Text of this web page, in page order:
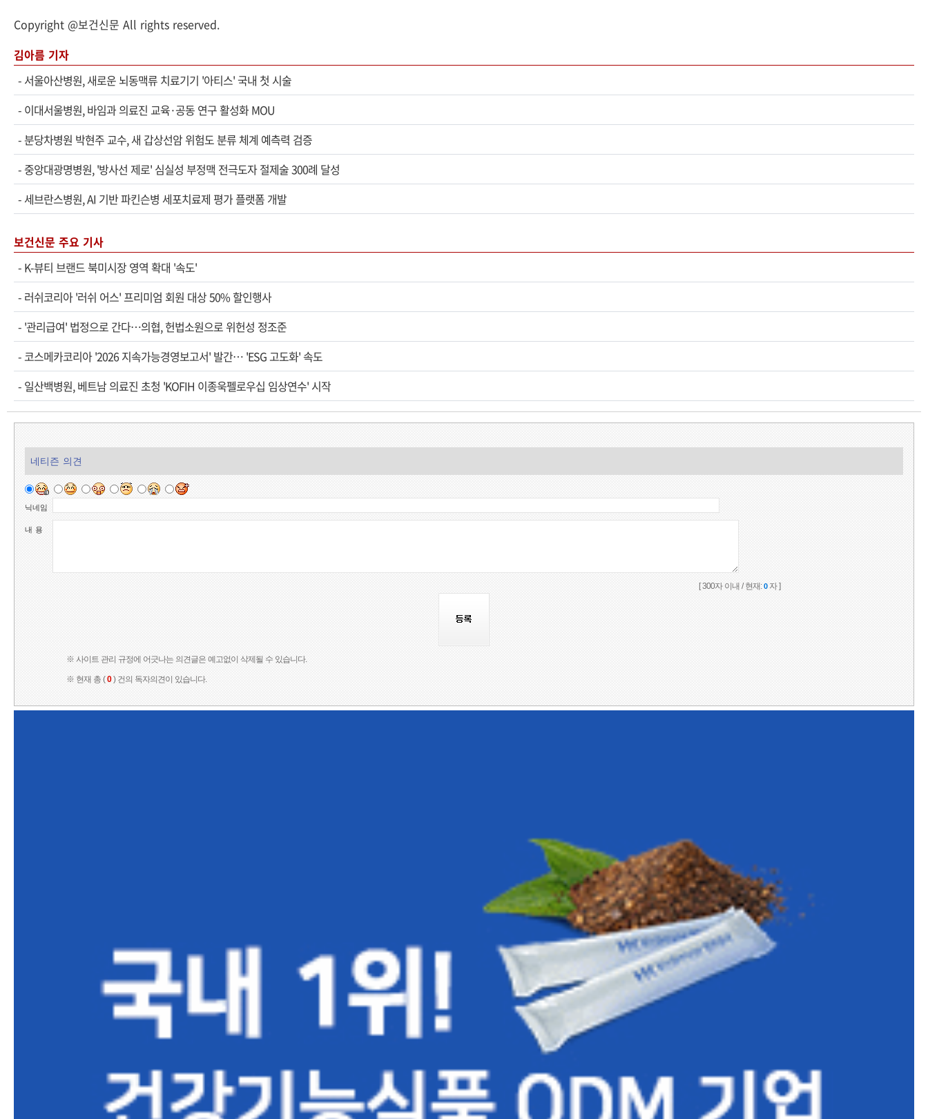
Copyright @보건신문 All rights reserved.
김아름 기자
- 서울아산병원, 새로운 뇌동맥류 치료기기 '아티스' 국내 첫 시술
- 이대서울병원, 바임과 의료진 교육·공동 연구 활성화 MOU
-분당차병원 박현주 교수, 새 갑상선암 위험도 분류 체계 예측력 검증
-중앙대광명병원, '방사선 제로' 심실성 부정맥 전극도자 절제술 300례 달성
- 세브란스병원, AI 기반 파킨슨병 세포치료제 평가 플랫폼 개발
보건신문 주요 기사
- K-뷰티 브랜드 북미시장 영역 확대 '속도'
- 러쉬코리아 '러쉬 어스' 프리미엄 회원 대상 50% 할인행사
- '관리급여' 법정으로 간다…의협, 헌법소원으로 위헌성 정조준
- 코스메카코리아 '2026 지속가능경영보고서' 발간… 'ESG 고도화' 속도
- 일산백병원, 베트남 의료진 초청 'KOFIH 이종욱펠로우십 임상연수' 시작
네티즌 의견
닉네임
내 용
[ 300자 이내 / 현재:0자 ]
※ 사이트 관리 규정에 어긋나는 의견글은 예고없이 삭제될 수 있습니다.
※ 현재 총 (0) 건의 독자의견이 있습니다.